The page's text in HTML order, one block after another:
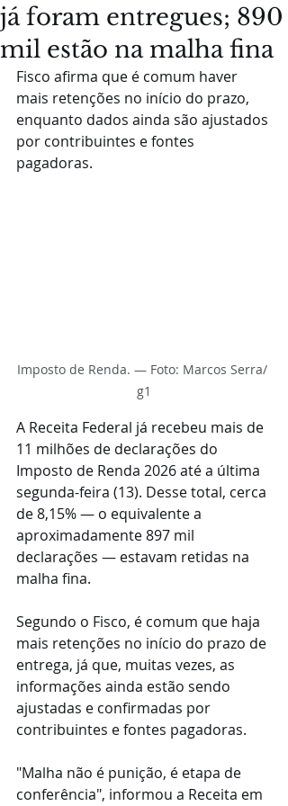
já foram entregues; 890
mil estão na malha fina
Fisco afirma que é comum haver
mais retenções no início do prazo,
enquanto dados ainda são ajustados
por contribuintes e fontes
pagadoras.
Imposto de Renda. — Foto: Marcos Serra/
g1
A Receita Federal já recebeu mais de
11 milhões de declarações do
Imposto de Renda 2026 até a última
segunda-feira (13). Desse total, cerca
de 8,15% — o equivalente a
aproximadamente 897 mil
declarações — estavam retidas na
malha fina.
Segundo o Fisco, é comum que haja
mais retenções no início do prazo de
entrega, já que, muitas vezes, as
informações ainda estão sendo
ajustadas e confirmadas por
contribuintes e fontes pagadoras.
"Malha não é punição, é etapa de
conferência", informou a Receita em